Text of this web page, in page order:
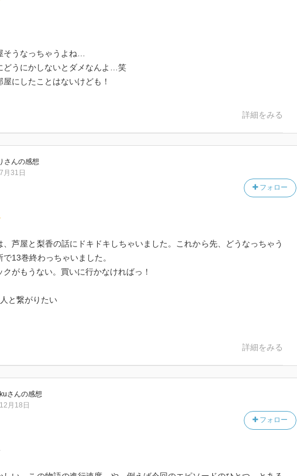
そうなっちゃうよね…
どうにかしないとダメなんよ…笑
屋にしたことはないけども！
詳細をみる
さんの感想
フォロー
月31日
、芦屋と梨香の話にドキドキしちゃいました。これから先、どうなっちゃう
13巻終わっちゃいました。
クがもうない。買いに行かなければっ！
と繋がりたい
詳細をみる
さんの感想
フォロー
月18日